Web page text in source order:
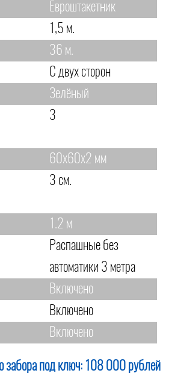
Евроштакетник
1,5 м.
36 м.
С двух сторон
Зелёный
3
60х60х2 мм
3 см.
1.2 м
Распашные без
автоматики 3 метра
Включено
Включено
Включено
забора под ключ: 108 000 рублей